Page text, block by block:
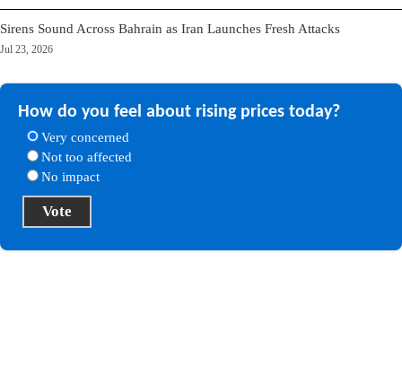
Sirens Sound Across Bahrain as Iran Launches Fresh Attacks
Jul 23, 2026
How do you feel about rising prices today?
Very concerned
Not too affected
No impact